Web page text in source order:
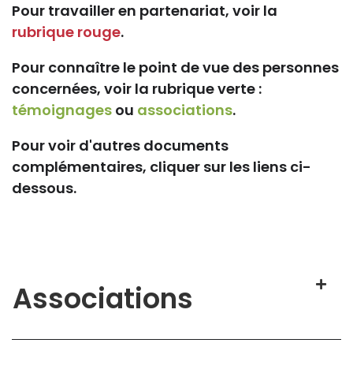
Pour travailler en partenariat, voir la
rubrique rouge.
Pour connaître le point de vue des personnes
concernées, voir la rubrique verte :
témoignages ou associations.
Pour voir d'autres documents
complémentaires, cliquer sur les liens ci-
dessous.
Associations